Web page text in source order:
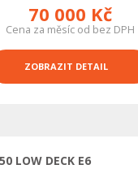
70 000 Kč
Cena za měsíc od bez DPH
ZOBRAZIT DETAIL
LOW DECK E6